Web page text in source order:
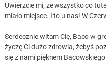
Uwierzcie mi, że wszystko co
miało miejsce. I to u nas! W
Serdecznie witam Cię, Baco w
życzę Ci dużo zdrowia, żebyś
się z nami pięknem